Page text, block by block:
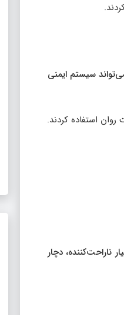
سیستم ایمنی
دچار